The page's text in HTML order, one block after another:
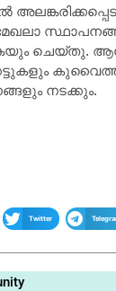
ചെയ്തു.
നടക്കും.
Twitter